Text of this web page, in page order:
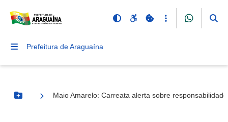
Prefeitura de Araguaína
Botão Menu
Maio Amarelo: Carreata alerta sobre